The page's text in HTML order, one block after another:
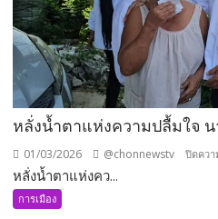
หลั่งน้ำตาแห่งความปลื้มใจ
01/03/2026 @chonnewstv ปิดควา
หลั่งน้ำตาแห่งคว...
การเมือง